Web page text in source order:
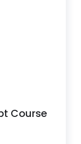
Course